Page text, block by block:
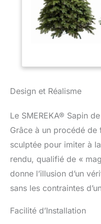
Design et Réalisme
Le SMEREKA® Sapin
Grâce à un procédé
sculptée pour imiter à
rendu, qualifié de «
donne l’illusion d’un
sans les contraintes
Facilité d’Installation